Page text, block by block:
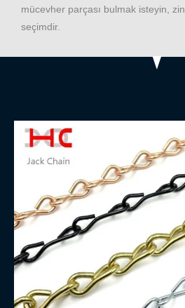
mücevher parçası bulmak isteyin,
seçimdir.